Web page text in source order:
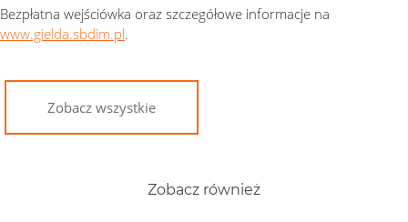
Bezpłatna wejściówka oraz szczegółowe informacje na
www.gielda.sbdim.pl.
Zobacz wszystkie
Zobacz również